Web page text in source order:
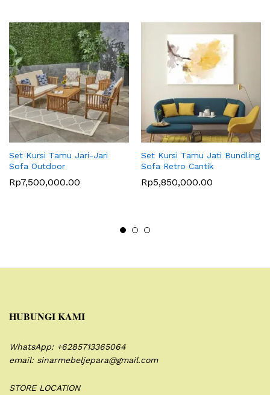
Set Kursi Tamu Jari-Jari
Sofa Outdoor
Rp7,500,000.00
Set Kursi Tamu Jati Bundling
Sofa Retro Cantik
Rp5,850,000.00
HUBUNGI KAMI
WhatsApp: +6285713365064
email: sinarmebeljepara@gmail.com
STORE LOCATION